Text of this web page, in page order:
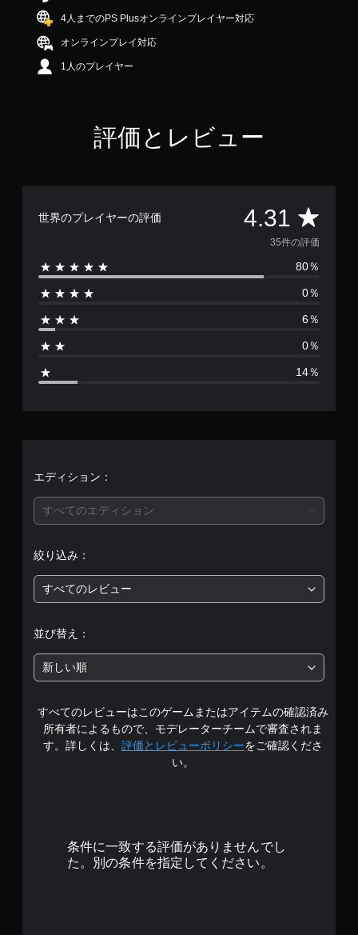
の
1
4人までのPS Plusオンラインプレイヤー対応
オンラインプレイ対応
1人のプレイヤー
評価とレビュー
世界のプレイヤーの評価 4.31 評
価
数
は
5
5
段
中
の
4
.
35件の評価
80％
0％
6％
0％
14％
エディション：
すべてのエディション
絞り込み：
すべてのレビュー
並び替え：
新しい順
すべてのレビューはこのゲームまたはアイテムの確認済み
所有者によるもので、モデレーターチームで審査されま
す。詳しくは、 評価とレビューポリシーをご確認くださ
い。
条件に一致する評価がありませんでし
た。別の条件を指定してください。